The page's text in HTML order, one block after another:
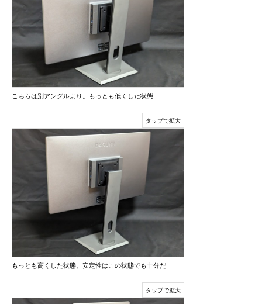
こちらは別アングルより。もっとも低くした状態
もっとも高くした状態。安定性はこの状態でも十分だ